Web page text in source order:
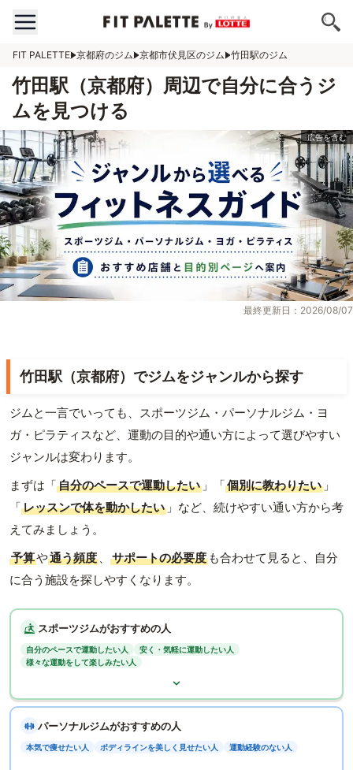
FIT PALETTE 京都府のジム 京都市伏見区のジム 竹田駅のジム
竹田駅（京都府）周辺で自分に合うジ
ムを見つける
最終更新日：2026/08/07
竹田駅（京都府）でジムをジャンルから探す
ジムと一言でいっても、スポーツジム・パーソナルジム・ヨ
ガ・ピラティスなど、運動の目的や通い方によって選びやすい
ジャンルは変わります。
まずは「自分のペースで運動したい 」「個別に教わりたい 」
「レッスンで体を動かしたい 」など、続けやすい通い方から考
えてみましょう。
予算や通う頻度 、 サポートの必要度 も合わせて見ると、自分
に合う施設を探しやすくなります。
スポーツジムがおすすめの人
自分のペースで運動したい人
安く・気軽に運動したい人
様々な運動をして楽しみたい人
パーソナルジムがおすすめの人
本気で痩せたい人 ボディラインを美しく見せたい人 運動経験のない人